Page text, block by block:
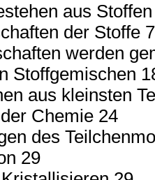
aus
der Stoffe 7
werden
Stoffgemischen
aus kleinsten
Chemie 24
des
29